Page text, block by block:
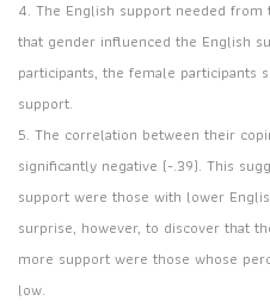
4. The English support needed
that gender influenced the English
participants, the female participants
support.
5. The correlation between their
significantly negative (-.39). This
support were those with lower
surprise, however, to discover that
more support were those whose
low.